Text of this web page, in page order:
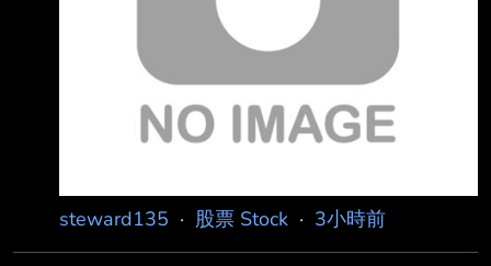
8,986,438 融券(交易單位) 20,636 22,629
1,150 19
steward135 · 股票 Stock · 3小時前